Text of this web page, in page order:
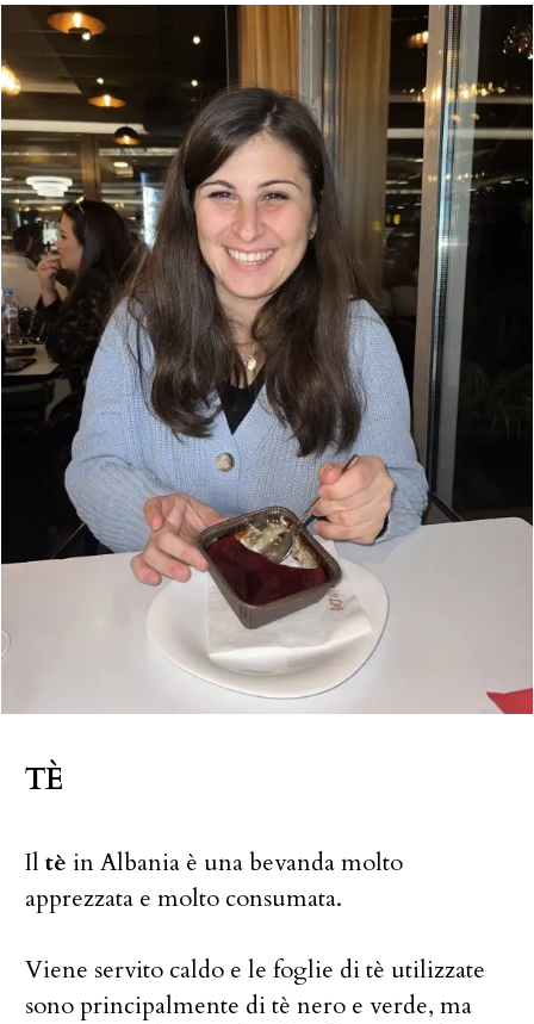
TÈ
Il tè in Albania è una bevanda molto
apprezzata e molto consumata.
Viene servito caldo e le foglie di tè utilizzate
sono principalmente di tè nero e verde, ma